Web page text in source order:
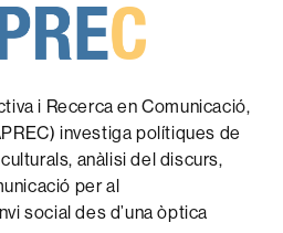
i Recerca en Comunicació,
investiga polítiques de
anàlisi del discurs,
per al
social des d’una òptica